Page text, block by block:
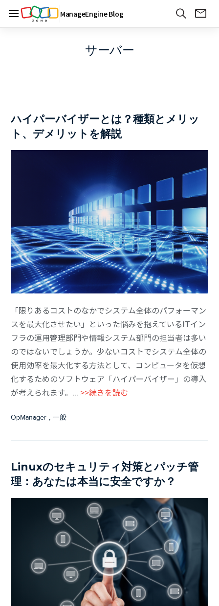
ManageEngine Blog
サーバー
ハイパーバイザーとは？種類とメリッ
ト、デメリットを解説
「限りあるコストのなかでシステム全体のパフォーマン
スを最大化させたい」といった悩みを抱えているITイン
フラの運用管理部門や情報システム部門の担当者は多い
のではないでしょうか。少ないコストでシステム全体の
使用効率を最大化する方法として、コンピュータを仮想
化するためのソフトウェア「ハイパーバイザー」の導入
が考えられます。... >>続きを読む
OpManager , 一般
Linuxのセキュリティ対策とパッチ管
理：あなたは本当に安全ですか？